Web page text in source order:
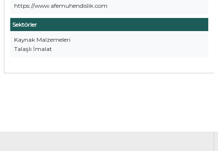
https://www.afemuhendislik.com
Sektörler
Kaynak Malzemeleri
Talaşlı İmalat